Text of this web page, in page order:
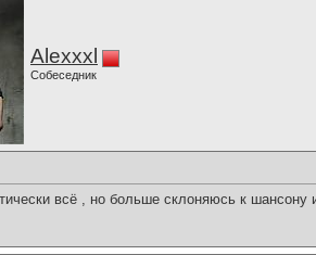
Alexxxl
Собеседник
всё , но больше склоняюсь к шансону